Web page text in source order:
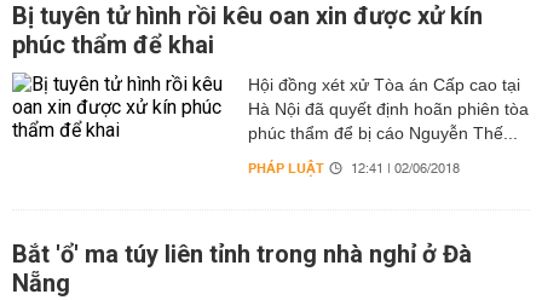
Bị tuyên tử hình rồi kêu oan xin được xử kín
phúc thẩm để khai
Hội đồng xét xử Tòa án Cấp cao tại
Hà Nội đã quyết định hoãn phiên tòa
phúc thẩm để bị cáo Nguyễn Thế...
PHÁP LUẬT 12:41 | 02/06/2018
Bắt 'ổ' ma túy liên tỉnh trong nhà nghỉ ở Đà
Nẵng